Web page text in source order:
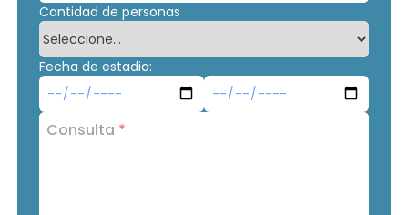
Cantidad de personas
Fecha de estadia:
Consulta *